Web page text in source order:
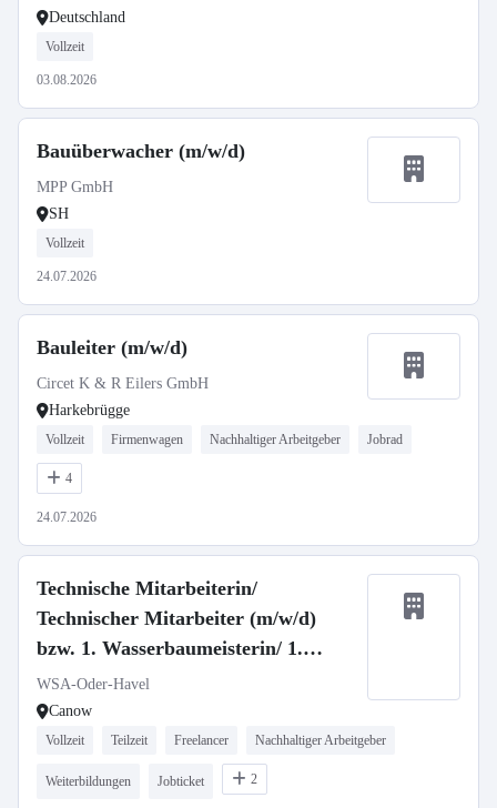
Deutschland
Vollzeit
03.08.2026
Bauüberwacher (m/w/d)
MPP GmbH
SH
Vollzeit
24.07.2026
Bauleiter (m/w/d)
Circet K & R Eilers GmbH
Harkebrügge
Vollzeit Firmenwagen Nachhaltiger Arbeitgeber Jobrad
4
24.07.2026
Technische Mitarbeiterin/
Technischer Mitarbeiter (m/w/d)
bzw. 1. Wasserbaumeisterin/ 1.
Wasserbaumeister (m/w/d)
WSA-Oder-Havel
Canow
Vollzeit Teilzeit Freelancer Nachhaltiger Arbeitgeber
Weiterbildungen Jobticket 2